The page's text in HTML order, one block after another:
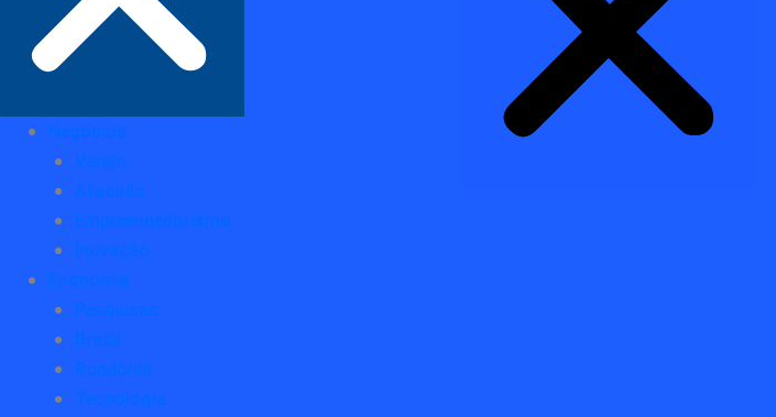
Negócios
Varejo
Atacado
Empreendedorismo
Inovação
Economia
Pesquisas
Brasil
Rondônia
Tecnologia